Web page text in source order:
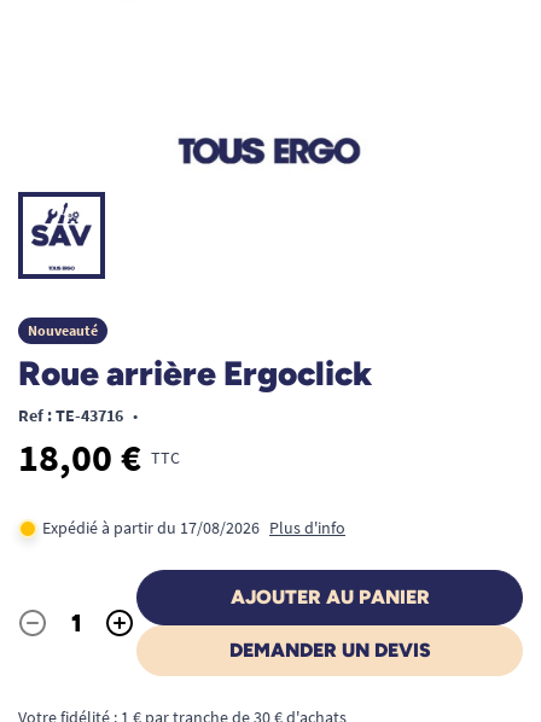
Nouveauté
Roue arrière Ergoclick
Ref : TE-43716 •
18,00 € TTC
Expédié à partir du 17/08/2026 Plus d'info
Quantité
- +
AJOUTER AU PANIER
DEMANDER UN DEVIS
Votre fidélité : 1 € par tranche de 30 € d'achats